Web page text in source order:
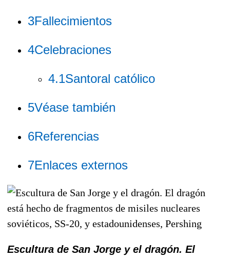
3Fallecimientos
4Celebraciones
4.1Santoral católico
5Véase también
6Referencias
7Enlaces externos
Escultura de San Jorge y el dragón. El